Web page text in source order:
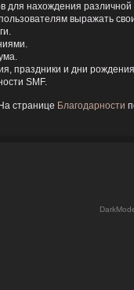
для нахождения
выражать
праздники и дни
SMF.
странице Благодарности